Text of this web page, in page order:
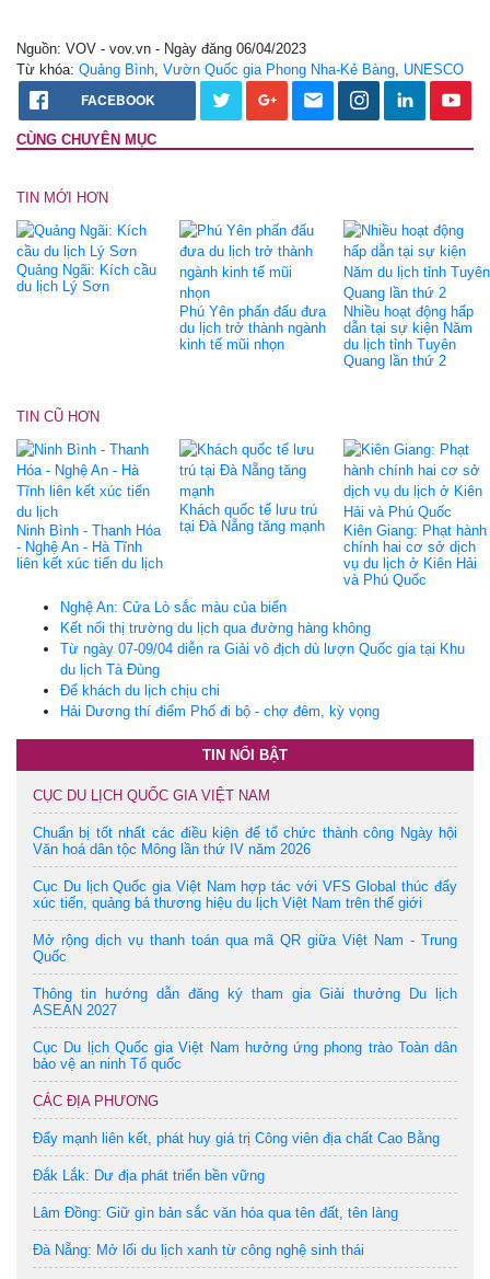
Nguồn: VOV - vov.vn - Ngày đăng 06/04/2023
Từ khóa: Quảng Bình Vườn Quốc gia Phong Nha-Kẻ Bàng UNESCO
FACEBOOK
CÙNG CHUYÊN MỤC
TIN MỚI HƠN
Quảng Ngãi: Kích cầu
du lịch Lý Sơn
Phú Yên phấn đấu đưa
du lịch trở thành ngành
kinh tế mũi nhọn
Nhiều hoạt động hấp
dẫn tại sự kiện Năm
du lịch tỉnh Tuyên
Quang lần thứ 2
TIN CŨ HƠN
Ninh Bình - Thanh Hóa
- Nghệ An - Hà Tĩnh
liên kết xúc tiến du lịch
Khách quốc tế lưu trú
tại Đà Nẵng tăng mạnh
Kiên Giang: Phạt hành
chính hai cơ sở dịch
vụ du lịch ở Kiên Hải
và Phú Quốc
Nghệ An: Cửa Lò sắc màu của biển
Kết nối thị trường du lịch qua đường hàng không
Từ ngày 07-09/04 diễn ra Giải vô địch dù lượn Quốc gia tại Khu
du lịch Tà Đùng
Để khách du lịch chịu chi
Hải Dương thí điểm Phố đi bộ - chợ đêm, kỳ vọng
TIN NỔI BẬT
CỤC DU LỊCH QUỐC GIA VIỆT NAM
Chuẩn bị tốt nhất các điều kiện để tổ chức thành công Ngày hội
Văn hoá dân tộc Mông lần thứ IV năm 2026
Cục Du lịch Quốc gia Việt Nam hợp tác với VFS Global thúc đẩy
xúc tiến, quảng bá thương hiệu du lịch Việt Nam trên thế giới
Mở rộng dịch vụ thanh toán qua mã QR giữa Việt Nam - Trung
Quốc
Thông tin hướng dẫn đăng ký tham gia Giải thưởng Du lịch
ASEAN 2027
Cục Du lịch Quốc gia Việt Nam hưởng ứng phong trào Toàn dân
bảo vệ an ninh Tổ quốc
CÁC ĐỊA PHƯƠNG
Đẩy mạnh liên kết, phát huy giá trị Công viên địa chất Cao Bằng
Đắk Lắk: Dư địa phát triển bền vững
Lâm Đồng: Giữ gìn bản sắc văn hóa qua tên đất, tên làng
Đà Nẵng: Mở lối du lịch xanh từ công nghệ sinh thái